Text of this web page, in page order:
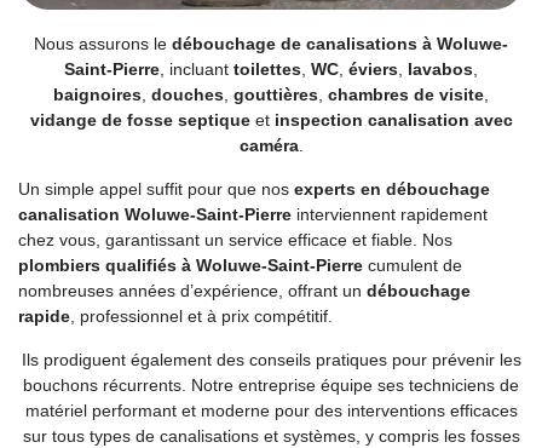
Nous assurons le débouchage de canalisations à Woluwe-
Saint-Pierre, incluant toilettes, WC, éviers, lavabos,
baignoires, douches, gouttières, chambres de visite,
vidange de fosse septiqueet inspection canalisation avec
caméra.
Un simple appel suffit pour que nos experts en débouchage
canalisation Woluwe-Saint-Pierre interviennent rapidement
chez vous, garantissant un service efficace et fiable. Nos
plombiers qualifiés à Woluwe-Saint-Pierre cumulent de
nombreuses années d’expérience, offrant un débouchage
rapide, professionnel et à prix compétitif.
Ils prodiguent également des conseils pratiques pour prévenir les
bouchons récurrents. Notre entreprise équipe ses techniciens de
matériel performant et moderne pour des interventions efficaces
sur tous types de canalisations et systèmes, y compris les fosses